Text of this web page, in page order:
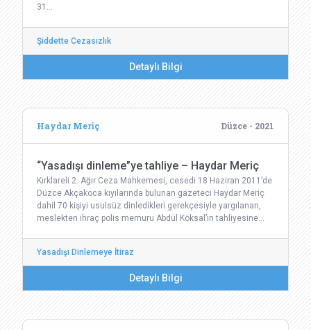
31…
Şiddette Cezasızlık
Detaylı Bilgi
Haydar Meriç Düzce - 2021
“Yasadışı dinleme”ye tahliye – Haydar Meriç
Kırklareli 2. Ağır Ceza Mahkemesi, cesedi 18 Haziran 2011’de
Düzce Akçakoca kıyılarında bulunan gazeteci Haydar Meriç
dahil 70 kişiyi usulsüz dinledikleri gerekçesiyle yargılanan,
meslekten ihraç polis memuru Abdül Köksal’ın tahliyesine…
Yasadışı Dinlemeye İtiraz
Detaylı Bilgi